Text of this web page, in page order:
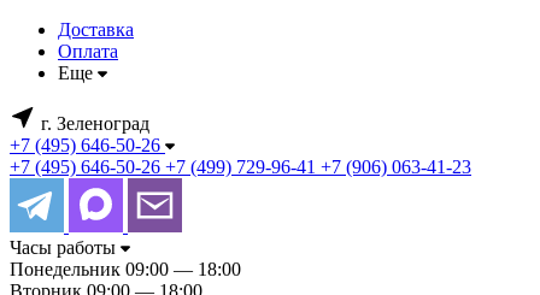
Доставка
Оплата
Еще
г. Зеленоград
+7 (495) 646-50-26
+7 (495) 646-50-26 +7 (499) 729-96-41 +7 (906) 063-41-23
Часы работы
Понедельник 09:00 — 18:00
Вторник 09:00 — 18:00